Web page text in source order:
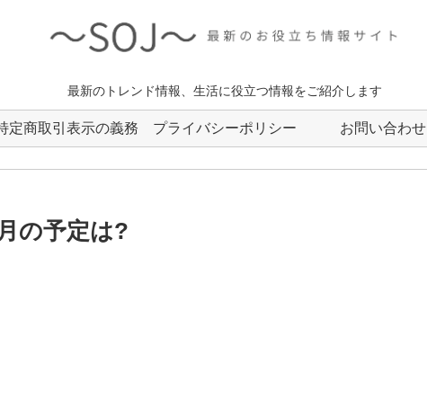
最新のトレンド情報、生活に役立つ情報をご紹介します
定商取引表示の義務 プライバシーポリシー お問い合わせ
の予定は?